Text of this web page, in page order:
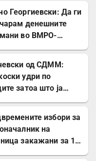
Георгиевски: Да ги
денешните
во ВМРО-
Богдановски беа
Србославија
од СДММ:
удри по
затоа што ја
избори за
на
закажани за 18